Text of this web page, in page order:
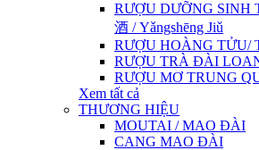
RƯỢU DƯỠNG SINH
酒 / Yǎngshēng Jiǔ
RƯỢU HOÀNG TỬU/
RƯỢU TRÀ ĐÀI
RƯỢU MƠ TRUNG
Xem tất cả
THƯƠNG HIỆU
MOUTAI / MAO ĐÀI
CANG MAO ĐÀI